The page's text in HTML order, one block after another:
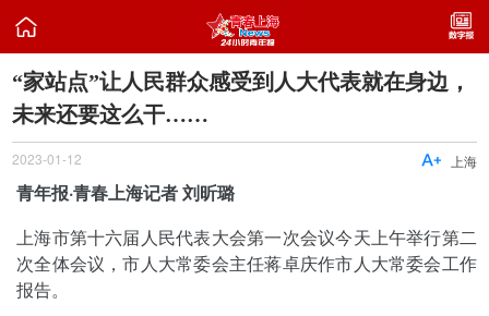

“家站点”让人民群众感受到人大代表就在身边，
未来还要这么干……
2023-01-12 上海

青年报·青春上海记者 刘昕璐
上海市第十六届人民代表大会第一次会议今天上午举行第二
次全体会议，市人大常委会主任蒋卓庆作市人大常委会工作
报告。